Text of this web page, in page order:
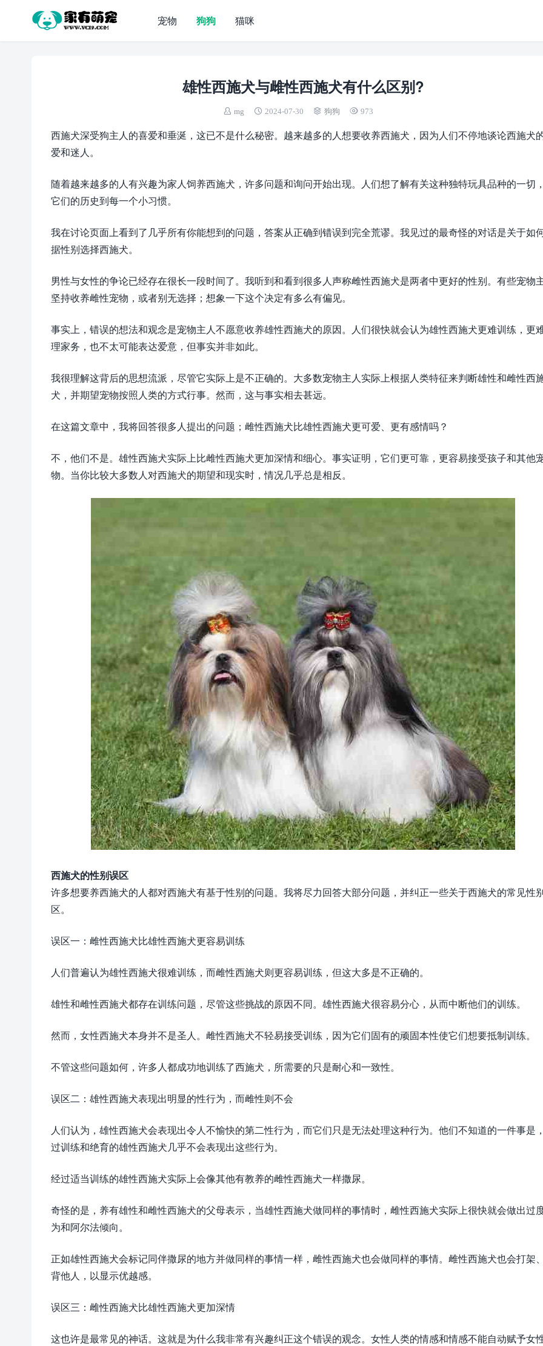
宠物 狗狗 猫咪
雄性西施犬与雌性西施犬有什么区别?
mg 2024-07-30 狗狗 973
西施犬深受狗主人的喜爱和垂涎，这已不是什么秘密。越来越多的人想要收养西施犬，因为人们不停地谈论西施犬
爱和迷人。
随着越来越多的人有兴趣为家人饲养西施犬，许多问题和询问开始出现。人们想了解有关这种独特玩具品种的一切
它们的历史到每一个小习惯。
我在讨论页面上看到了几乎所有你能想到的问题，答案从正确到错误到完全荒谬。我见过的最奇怪的对话是关于如
据性别选择西施犬。
男性与女性的争论已经存在很长一段时间了。我听到和看到很多人声称雌性西施犬是两者中更好的性别。有些宠物
坚持收养雌性宠物，或者别无选择；想象一下这个决定有多么有偏见。
事实上，错误的想法和观念是宠物主人不愿意收养雄性西施犬的原因。人们很快就会认为雄性西施犬更难训练，更
理家务，也不太可能表达爱意，但事实并非如此。
我很理解这背后的思想流派，尽管它实际上是不正确的。大多数宠物主人实际上根据人类特征来判断雄性和雌性西
犬，并期望宠物按照人类的方式行事。然而，这与事实相去甚远。
在这篇文章中，我将回答很多人提出的问题；雌性西施犬比雄性西施犬更可爱、更有感情吗？
不，他们不是。雄性西施犬实际上比雌性西施犬更加深情和细心。事实证明，它们更可靠，更容易接受孩子和其他
物。当你比较大多数人对西施犬的期望和现实时，情况几乎总是相反。
西施犬的性别误区
许多想要养西施犬的人都对西施犬有基于性别的问题。我将尽力回答大部分问题，并纠正一些关于西施犬的常见性
区。
误区一：雌性西施犬比雄性西施犬更容易训练
人们普遍认为雄性西施犬很难训练，而雌性西施犬则更容易训练，但这大多是不正确的。
雄性和雌性西施犬都存在训练问题，尽管这些挑战的原因不同。雄性西施犬很容易分心，从而中断他们的训练。
然而，女性西施犬本身并不是圣人。雌性西施犬不轻易接受训练，因为它们固有的顽固本性使它们想要抵制训练。
不管这些问题如何，许多人都成功地训练了西施犬，所需要的只是耐心和一致性。
误区二：雄性西施犬表现出明显的性行为，而雌性则不会
人们认为，雄性西施犬会表现出令人不愉快的第二性行为，而它们只是无法处理这种行为。他们不知道的一件事是
过训练和绝育的雄性西施犬几乎不会表现出这些行为。
经过适当训练的雄性西施犬实际上会像其他有教养的雌性西施犬一样撒尿。
奇怪的是，养有雄性和雌性西施犬的父母表示，当雄性西施犬做同样的事情时，雌性西施犬实际上很快就会做出过
为和阿尔法倾向。
正如雄性西施犬会标记同伴撒尿的地方并做同样的事情一样，雌性西施犬也会做同样的事情。雌性西施犬也会打架
背他人，以显示优越感。
误区三：雌性西施犬比雄性西施犬更加深情
这也许是最常见的神话。这就是为什么我非常有兴趣纠正这个错误的观念。女性人类的情感和情感不能自动赋予女